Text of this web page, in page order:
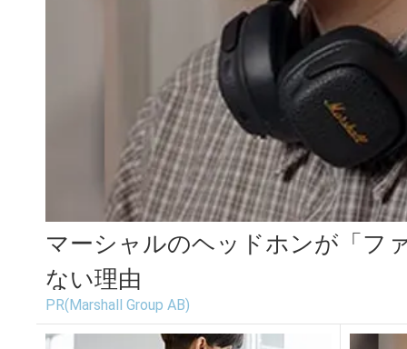
マーシャルのヘッドホンが「フ
ない理由
PR(Marshall Group AB)